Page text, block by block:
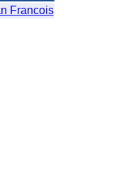
Francois